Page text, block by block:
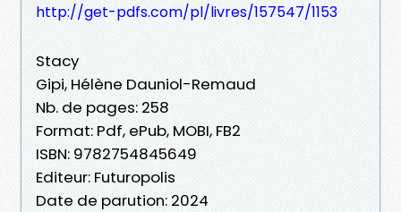
http://get-pdfs.com/pl/livres/157547/1153
Stacy
Gipi, Hélène Dauniol-Remaud
Nb. de pages: 258
Format: Pdf, ePub, MOBI, FB2
ISBN: 9782754845649
Editeur: Futuropolis
Date de parution: 2024